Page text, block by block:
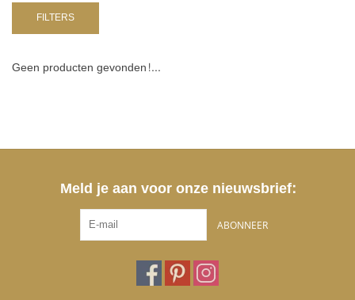
NURSERY / TABLEWARE
FILTERS
Geen producten gevonden!...
Meld je aan voor onze nieuwsbrief:
ABONNEER